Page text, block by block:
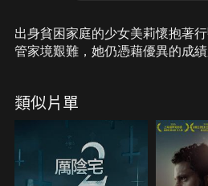
出身貧困家庭的少女美莉懷抱著
管家境艱難，她仍憑藉優異的成
的靈魂在復仇與慈悲之間拉扯，徘
哀慟母親的祈禱儀式與高僧的指
「向兇手報仇」與「繼續守護他
類似片單